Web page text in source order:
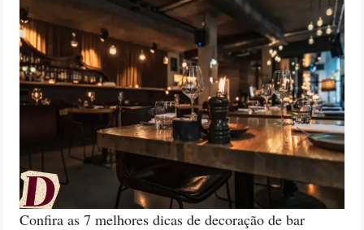
Confira as 7 melhores dicas de decoração de bar